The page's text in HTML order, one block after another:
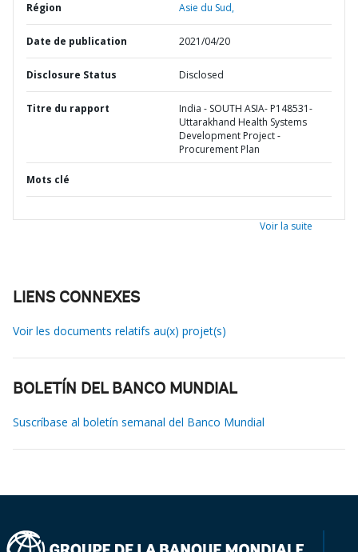
Région Asie du Sud,
Date de publication 2021/04/20
Disclosure Status Disclosed
Titre du rapport
India - SOUTH ASIA- P148531-
Uttarakhand Health Systems
Development Project -
Procurement Plan
Mots clé
Voir la suite
LIENS CONNEXES
Voir les documents relatifs au(x) projet(s)
BOLETÍN DEL BANCO MUNDIAL
Suscríbase al boletín semanal del Banco Mundial